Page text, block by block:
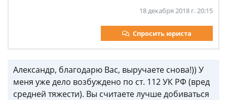
18 декабря 2018 г. 20:15
Спросить юриста
Александр, благодарю Вас, выручаете снова!)) У
меня уже дело возбуждено по ст. 112 УК РФ (вред
средней тяжести). Вы считаете лучше добиваться